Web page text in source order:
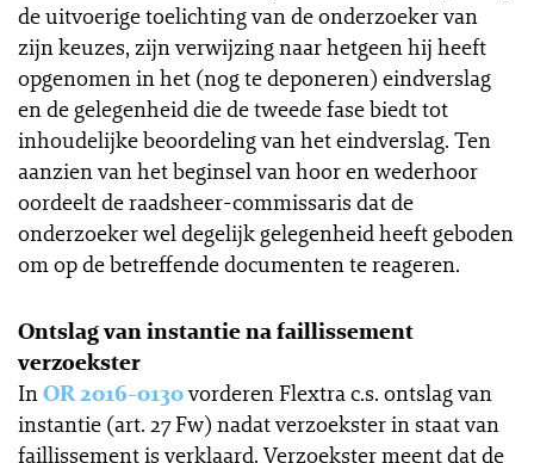
de uitvoerige toelichting van de onderzoeker van
zijn keuzes, zijn verwijzing naar hetgeen hij heeft
opgenomen in het (nog te deponeren) eindverslag
en de gelegenheid die de tweede fase biedt tot
inhoudelijke beoordeling van het eindverslag. Ten
aanzien van het beginsel van hoor en wederhoor
oordeelt de raadsheer-commissaris dat de
onderzoeker wel degelijk gelegenheid heeft geboden
om op de betreffende documenten te reageren.
Ontslag van instantie na faillissement
verzoekster
InOR 2016-0130vorderen Flextra c.s. ontslag van
instantie (art. 27 Fw) nadat verzoekster in staat van
faillissement is verklaard. Verzoekster meent dat de